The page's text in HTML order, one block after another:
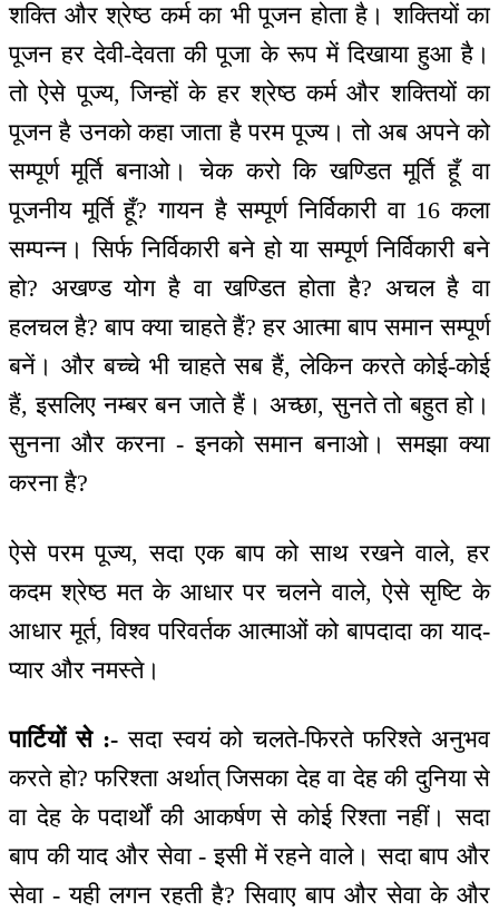
शक्ति और श्रेष्ठ कर्म का भी पूजन होता है। शक्तियों का
पूजन हर देवी-देवता की पूजा के रूप में दिखाया हुआ है।
तो ऐसे पूज्य, जिन्हों के हर श्रेष्ठ कर्म और शक्तियों का
पूजन है उनको कहा जाता है परम पूज्य। तो अब अपने को
सम्पूर्ण मूर्ति बनाओ। चेक करो कि खण्डित मूर्ति हूँ वा
पूजनीय मूर्ति हूँ? गायन है सम्पूर्ण निर्विकारी वा 16 कला
सम्पन्न। सिर्फ निर्विकारी बने हो या सम्पूर्ण निर्विकारी बने
हो? अखण्ड योग है वा खण्डित होता है? अचल है वा
हलचल है? बाप क्या चाहते हैं? हर आत्मा बाप समान सम्पूर्ण
बनें। और बच्चे भी चाहते सब हैं, लेकिन करते कोई-कोई
हैं, इसलिए नम्बर बन जाते हैं। अच्छा, सुनते तो बहुत हो।
सुनना और करना - इनको समान बनाओ। समझा क्या
करना है?
ऐसे परम पूज्य, सदा एक बाप को साथ रखने वाले, हर
कदम श्रेष्ठ मत के आधार पर चलने वाले, ऐसे सृष्टि के
आधार मूर्त, विश्व परिवर्तक आत्माओं को बापदादा का याद-
प्यार और नमस्ते।
पार्टियों से :-सदा स्वयं को चलते-फिरते फरिश्ते अनुभव
करते हो? फरिश्ता अर्थात् जिसका देह वा देह की दुनिया से
वा देह के पदार्थों की आकर्षण से कोई रिश्ता नहीं। सदा
बाप की याद और सेवा - इसी में रहने वाले। सदा बाप और
सेवा - यही लगन रहती है? सिवाए बाप और सेवा के और